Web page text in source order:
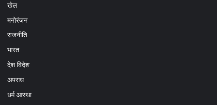
खेल
मनोरंजन
राजनीति
भारत
देश विदेश
अपराध
धर्म आस्था